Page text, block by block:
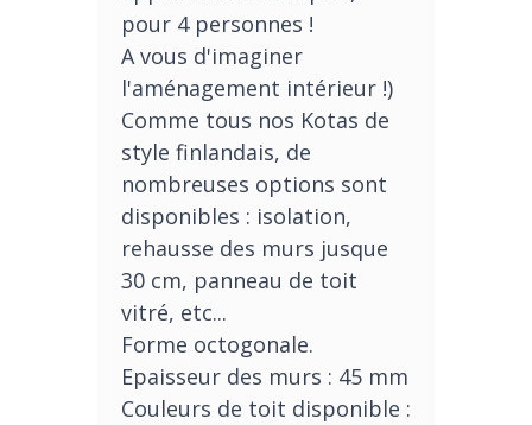
pour 4 personnes !
A vous d'imaginer
l'aménagement intérieur !)
Comme tous nos Kotas de
style finlandais, de
nombreuses options sont
disponibles : isolation,
rehausse des murs jusque
30 cm, panneau de toit
vitré, etc...
Forme octogonale.
Epaisseur des murs : 45 mm
Couleurs de toit disponible :